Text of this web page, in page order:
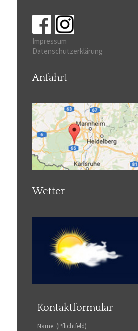
Impressum
Datenschutzerklärung
Anfahrt
Wetter
Kontaktformular
Name: (Pflichtfeld)